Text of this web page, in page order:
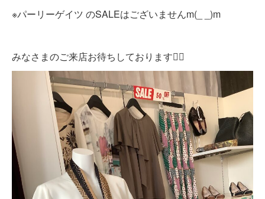
※パーリーゲイツ のSALEはございませんm(_ _)m
みなさまのご来店お待ちしております🙇‍♀️